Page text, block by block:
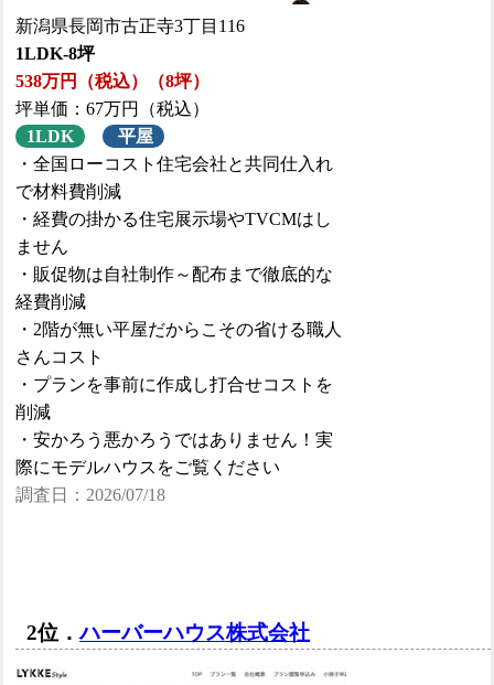
新潟県長岡市古正寺3丁目116
1LDK-8坪
538万円（税込）（8坪）
坪単価：67万円（税込）
1LDK
平屋
・全国ローコスト住宅会社と共同仕入れ
で材料費削減
・経費の掛かる住宅展示場やTVCMはし
ません
・販促物は自社制作～配布まで徹底的な
経費削減
・2階が無い平屋だからこその省ける職人
さんコスト
・プランを事前に作成し打合せコストを
削減
・安かろう悪かろうではありません！実
際にモデルハウスをご覧ください
調査日：2026/07/18
2位．ハーバーハウス株式会社